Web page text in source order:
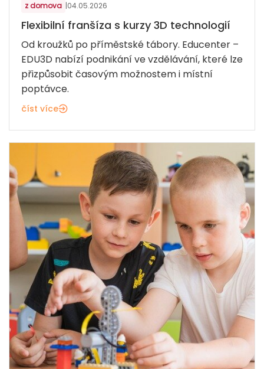
z domova |04.05.2026
Flexibilní franšíza s kurzy 3D technologií
Od kroužků po příměstské tábory. Educenter –
EDU3D nabízí podnikání ve vzdělávání, které lze
přizpůsobit časovým možnostem i místní
poptávce.
číst více